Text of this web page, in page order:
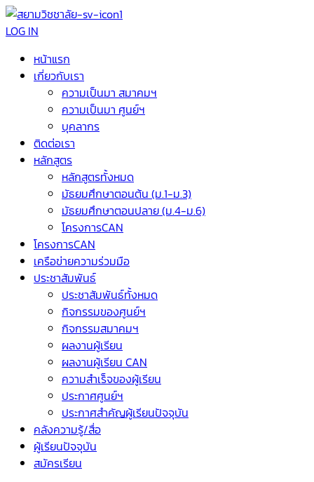
LOG IN
หน้าแรก
เกี่ยวกับเรา
ความเป็นมา สมาคมฯ
ความเป็นมา ศูนย์ฯ
บุคลากร
ติดต่อเรา
หลักสูตร
หลักสูตรทั้งหมด
มัธยมศึกษาตอนต้น (ม.1-ม.3)
มัธยมศึกษาตอนปลาย (ม.4-ม.6)
โครงการCAN
โครงการCAN
เครือข่ายความร่วมมือ
ประชาสัมพันธ์
ประชาสัมพันธ์ทั้งหมด
กิจกรรมของศูนย์ฯ
กิจกรรมสมาคมฯ
ผลงานผู้เรียน
ผลงานผู้เรียน CAN
ความสำเร็จของผู้เรียน
ประกาศศูนย์ฯ
ประกาศสำคัญผู้เรียนปัจจุบัน
คลังความรู้/สื่อ
ผู้เรียนปัจจุบัน
สมัครเรียน